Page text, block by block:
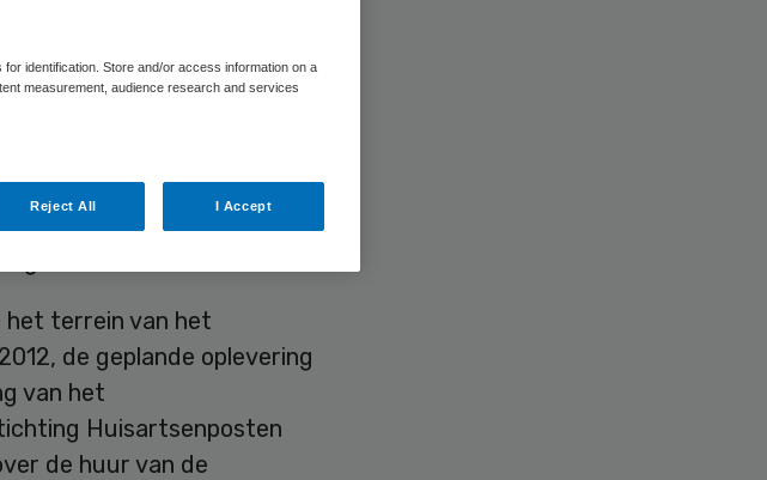
contract getekend voor de
een nieuw gebouw voor
het terrein van het
de geplande oplevering
van het
Huisartsenposten
de huur van de
identification. Store and/or access information on a
measurement, audience research and services
Reject All I Accept